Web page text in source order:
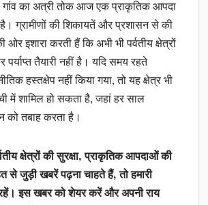
गांव का अत्री तोक आज एक प्राकृतिक आपदा
ग्रामीणों की शिकायतें और प्रशासन से की
ओर इशारा करती हैं कि अभी भी पर्वतीय क्षेत्रों
पर्याप्त तैयारी नहीं है। यदि समय रहते
हस्तक्षेप नहीं किया गया, तो यह क्षेत्र भी
में शामिल हो सकता है, जहां हर साल
तबाह करता है।
क्षेत्रों की सुरक्षा, प्राकृतिक आपदाओं की
से जुड़ी खबरें पढ़ना चाहते हैं, तो हमारी
इस खबर को शेयर करें और अपनी राय